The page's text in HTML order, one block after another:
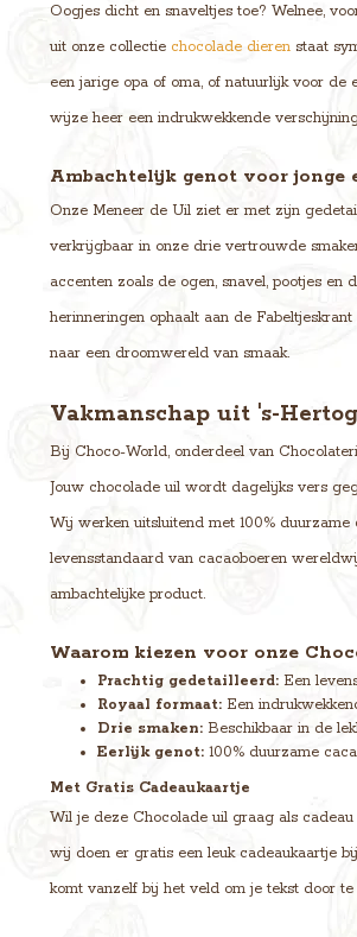
Oogjes dicht en snaveltjes toe? Welnee,
uit onze collectie chocolade dieren staat
een jarige opa of oma, of natuurlijk voor
wijze heer een indrukwekkende
Ambachtelijk genot voor jonge
Onze Meneer de Uil ziet er met zijn
verkrijgbaar in onze drie vertrouwde
accenten zoals de ogen, snavel, pootjes
herinneringen ophaalt aan de
naar een droomwereld van smaak.
Vakmanschap uit 's-
Bij Choco-World, onderdeel van
Jouw chocolade uil wordt dagelijks vers
Wij werken uitsluitend met 100%
levensstandaard van cacaoboeren
ambachtelijke product.
Waarom kiezen voor onze
Prachtig gedetailleerd: Een
Royaal formaat: Een
Drie smaken: Beschikbaar in de
Eerlijk genot: 100% duurzame
Met Gratis Cadeaukaartje
Wil je deze Chocolade uil graag als
wij doen er gratis een leuk cadeaukaartje
komt vanzelf bij het veld om je tekst door te